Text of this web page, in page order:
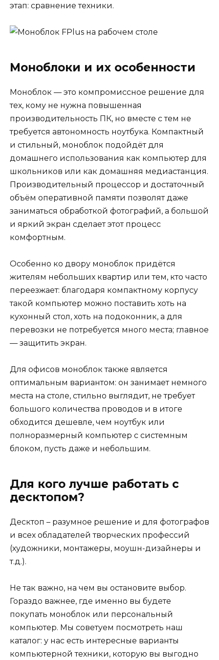
этап: сравнение техники.
Моноблоки и их особенности
Моноблок — это компромиссное решение для
тех, кому не нужна повышенная
производительность ПК, но вместе с тем не
требуется автономность ноутбука. Компактный
и стильный, моноблок подойдёт для
домашнего использования как компьютер для
школьников или как домашняя медиастанция.
Производительный процессор и достаточный
объём оперативной памяти позволят даже
заниматься обработкой фотографий, а большой
и яркий экран сделает этот процесс
комфортным.
Особенно ко двору моноблок придётся
жителям небольших квартир или тем, кто часто
переезжает: благодаря компактному корпусу
такой компьютер можно поставить хоть на
кухонный стол, хоть на подоконник, а для
перевозки не потребуется много места; главное
— защитить экран.
Для офисов моноблок также является
оптимальным вариантом: он занимает немного
места на столе, стильно выглядит, не требует
большого количества проводов и в итоге
обходится дешевле, чем ноутбук или
полноразмерный компьютер с системным
блоком, пусть даже и небольшим.
Для кого лучше работать с
десктопом?
Десктоп – разумное решение и для фотографов
и всех обладателей творческих профессий
(художники, монтажеры, моушн-дизайнеры и
т.д.).
Не так важно, на чем вы остановите выбор.
Гораздо важнее, где именно вы будете
покупать моноблок или персональный
компьютер. Мы советуем посмотреть наш
каталог: у нас есть интересные варианты
компьютерной техники, которую вы выгодно